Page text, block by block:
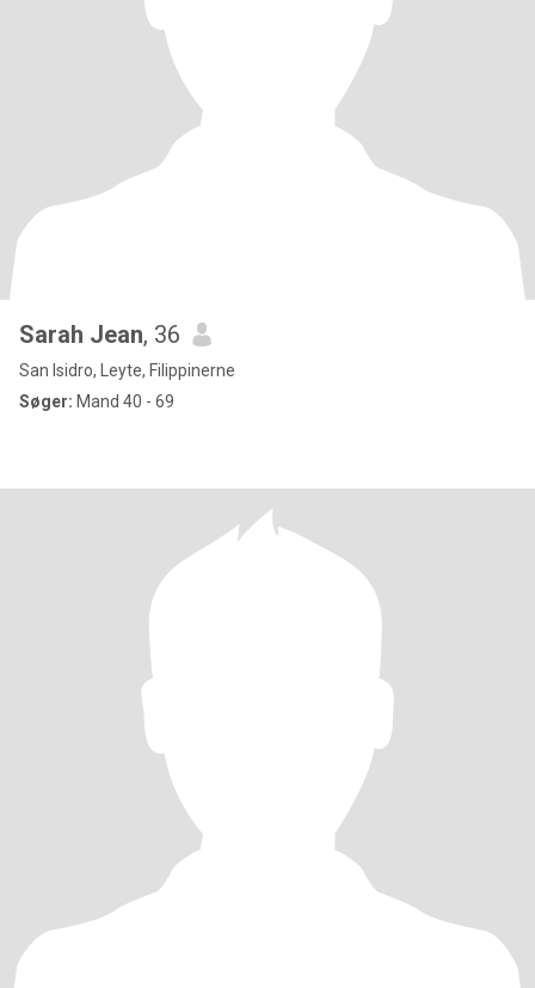
Sarah Jean, 36
San Isidro, Leyte, Filippinerne
Søger: Mand 40 - 69